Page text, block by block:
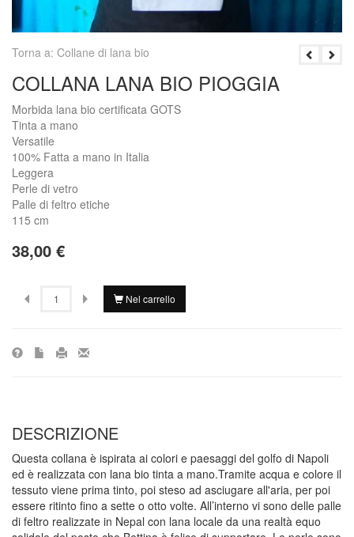
Torna a: Collane di lana bio
COLLANA LANA BIO PIOGGIA
Morbida lana bio certiﬁcata GOTS
Tinta a mano
Versatile
100% Fatta a mano in Italia
Leggera
Perle di vetro
Palle di feltro etiche
115 cm
38,00 €
Nel carrello
DESCRIZIONE
Questa collana è ispirata ai colori e paesaggi del golfo di Napoli
ed è realizzata con lana bio tinta a mano.Tramite acqua e colore il
tessuto viene prima tinto, poi steso ad asciugare all'aria, per poi
essere ritinto fino a sette o otto volte. All’interno vi sono delle palle
di feltro realizzate in Nepal con lana locale da una realtà equo